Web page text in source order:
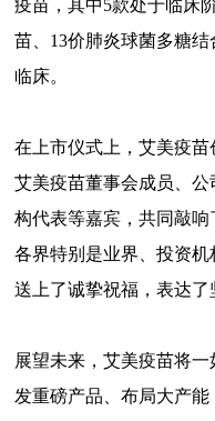
疫苗，其中5款处于临床
苗、13价肺炎球菌多糖
临床。
在上市仪式上，艾美疫
艾美疫苗董事会成员、
构代表等嘉宾，共同敲
各界特别是业界、投资
送上了诚挚祝福，表达了
展望未来，艾美疫苗将
发重磅产品、布局大产